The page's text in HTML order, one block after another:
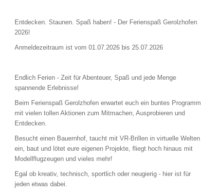
Entdecken. Staunen. Spaß haben! - Der Ferienspaß Gerolzhofen
2026!
Anmeldezeitraum ist vom 01.07.2026 bis 25.07.2026
Endlich Ferien - Zeit für Abenteuer, Spaß und jede Menge
spannende Erlebnisse!
Beim Ferienspaß Gerolzhofen erwartet euch ein buntes Programm
mit vielen tollen Aktionen zum Mitmachen, Ausprobieren und
Entdecken.
Besucht einen Bauernhof, taucht mit VR-Brillen in virtuelle Welten
ein, baut und lötet eure eigenen Projekte, fliegt hoch hinaus mit
Modellflugzeugen und vieles mehr!
Egal ob kreativ, technisch, sportlich oder neugierig - hier ist für
jeden etwas dabei.